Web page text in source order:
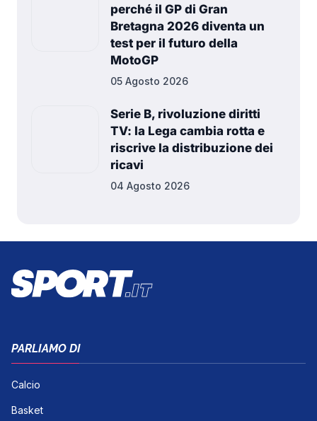
perché il GP di Gran
Bretagna 2026 diventa un
test per il futuro della
MotoGP
05 Agosto 2026
Serie B, rivoluzione diritti
TV: la Lega cambia rotta e
riscrive la distribuzione dei
ricavi
04 Agosto 2026
PARLIAMO DI
Calcio
Basket